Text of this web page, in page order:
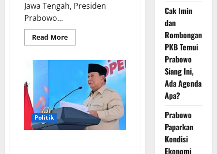
Jawa Tengah, Presiden
Prabowo...
Read MoreRead
more
Kembali
Jakarta,
Dilepas
oleh
Jokowi
di
Bandara
Solo
Politik
Cak Imin
dan
Rombongan
PKB Temui
Prabowo
Siang Ini,
Ada Agenda
Apa?
Prabowo
Paparkan
Kondisi
Ekonomi